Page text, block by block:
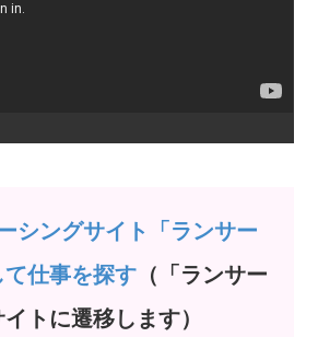
シングサイト「ランサー
て仕事を探す （「ランサー
トに遷移します）